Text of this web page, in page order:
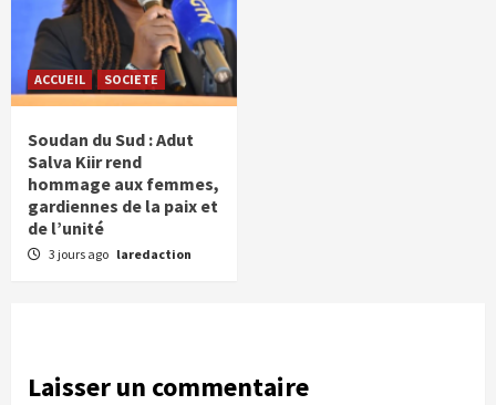
ACCUEIL SOCIETE
Soudan du Sud : Adut
Salva Kiir rend
hommage aux femmes,
gardiennes de la paix et
de l’unité
3 jours ago laredaction
Laisser un commentaire